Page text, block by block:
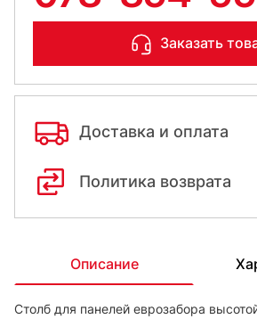
Заказать
Доставка и оплата
Политика возврата
Описание
Столб для панелей еврозабора